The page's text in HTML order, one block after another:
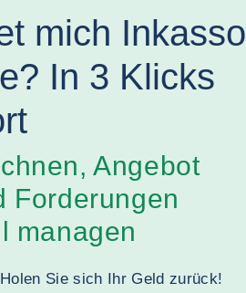
mich Inkasso
In 3 Klicks
Angebot
Forderungen
managen
Sie sich Ihr Geld zurück!